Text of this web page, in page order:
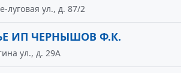
луговая ул., д. 87/2
ИП ЧЕРНЫШОВ Ф.К.
ул., д. 29А